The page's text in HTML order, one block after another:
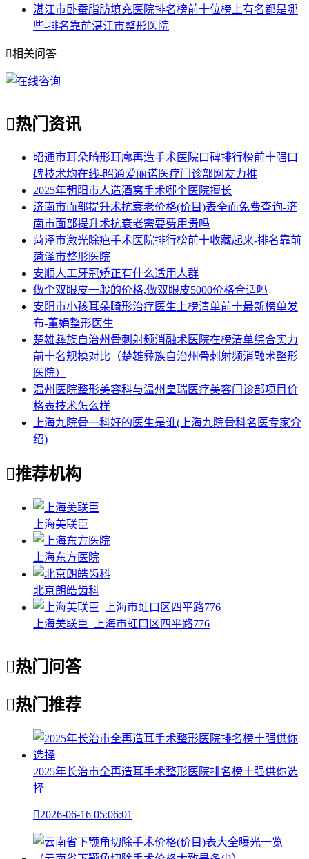
湛江市卧蚕脂肪填充医院排名榜前十位榜上有名都是哪
些-排名靠前湛江市整形医院
相关问答
热门资讯
昭通市耳朵畸形耳廓再造手术医院口碑排行榜前十强口
碑技术均在线-昭通爱丽诺医疗门诊部网友力推
2025年朝阳市人造酒窝手术哪个医院擅长
济南市面部提升术抗衰老价格(价目)表全面免费查询-济
南市面部提升术抗衰老需要费用贵吗
菏泽市激光除疤手术医院排行榜前十收藏起来-排名靠前
菏泽市整形医院
安顺人工牙冠矫正有什么适用人群
做个双眼皮一般的价格,做双眼皮5000价格合适吗
安阳市小孩耳朵畸形治疗医生上榜清单前十最新榜单发
布-董娟整形医生
楚雄彝族自治州骨刺射频消融术医院在榜清单综合实力
前十名规模对比（楚雄彝族自治州骨刺射频消融术整形
医院）
温州医院整形美容科与温州皇瑞医疗美容门诊部项目价
格表技术怎么样
上海九院骨一科好的医生是谁(上海九院骨科名医专家介
绍)
推荐机构
上海美联臣
上海东方医院
北京朗皓齿科
上海美联臣_上海市虹口区四平路776
热门问答
热门推荐
2025年长治市全再造耳手术整形医院排名榜十强供你选
择
2026-06-16 05:06:01